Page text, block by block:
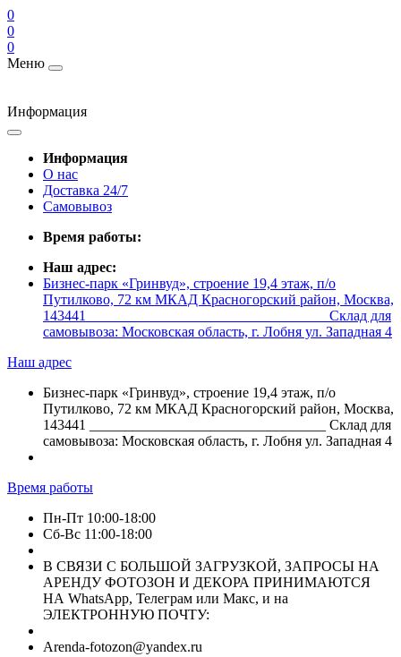
0
0
0
Меню
Информация
Информация
О нас
Доставка 24/7
Самовывоз
Время работы:
Наш адрес:
Бизнес-парк «Гринвуд», строение 19,4 этаж, п/о
Путилково, 72 км МКАД Красногорский район, Москва,
143441 _________________________________ Склад для
самовывоза: Московская область, г. Лобня ул. Западная 4
Наш адрес
Бизнес-парк «Гринвуд», строение 19,4 этаж, п/о
Путилково, 72 км МКАД Красногорский район, Москва,
143441 _________________________________ Склад для
самовывоза: Московская область, г. Лобня ул. Западная 4
Время работы
Пн-Пт 10:00-18:00
Сб-Вс 11:00-18:00
В СВЯЗИ С БОЛЬШОЙ ЗАГРУЗКОЙ, ЗАПРОСЫ НА
АРЕНДУ ФОТОЗОН И ДЕКОРА ПРИНИМАЮТСЯ
НА WhatsApp, Телеграм или Макс, и на
ЭЛЕКТРОННУЮ ПОЧТУ:
Arenda-fotozon@yandex.ru